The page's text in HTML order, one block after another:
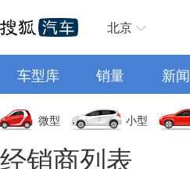
北京
车型库 销量 新闻
微型 小型
经销商列表